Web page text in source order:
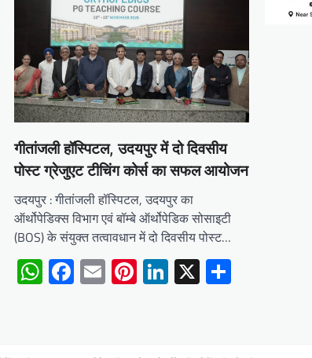
गीतांजली हॉस्पिटल, उदयपुर में दो दिवसीय
पोस्ट ग्रेजुएट टीचिंग कोर्स का सफल आयोजन
उदयपुर : गीतांजली हॉस्पिटल, उदयपुर का
ऑर्थोपेडिक्स विभाग एवं बॉम्बे ऑर्थोपेडिक सोसाइटी
(BOS) के संयुक्त तत्वावधान में दो दिवसीय पोस्ट…
WhatsApp
Facebook
EmailPinterest
LinkedIn
X Share